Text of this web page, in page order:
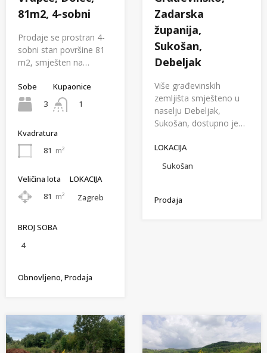
81m2, 4-sobni
Prodaje se prostran 4-
sobni stan površine 81
m2, smješten na…
Sobe
3
Kupaonice
1
Kvadratura
81 m²
Veličina lota
81 m²
LOKACIJA
Zagreb
BROJ SOBA
4
Obnovljeno, Prodaja
Zadarska
županija,
Sukošan,
Debeljak
Više građevinskih
zemljišta smješteno u
naselju Debeljak,
Sukošan, dostupno je…
LOKACIJA
Sukošan
Prodaja